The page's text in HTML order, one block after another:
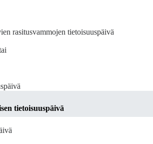
rasitusvammojen tietoisuuspäivä
tietoisuuspäivä